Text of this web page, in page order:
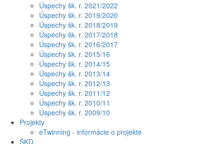
Úspechy šk. r. 2021/2022
Úspechy šk. r. 2019/2020
Úspechy šk. r. 2018/2019
Úspechy šk. r. 2017/2018
Úspechy šk. r. 2016/2017
Úspechy šk. r. 2015/16
Úspechy šk. r. 2014/15
Úspechy šk. r. 2013/14
Úspechy šk. r. 2012/13
Úspechy šk. r. 2011/12
Úspechy šk. r. 2010/11
Úspechy šk. r. 2009/10
Projekty
eTwinning - informácie o projekte
ŠKD